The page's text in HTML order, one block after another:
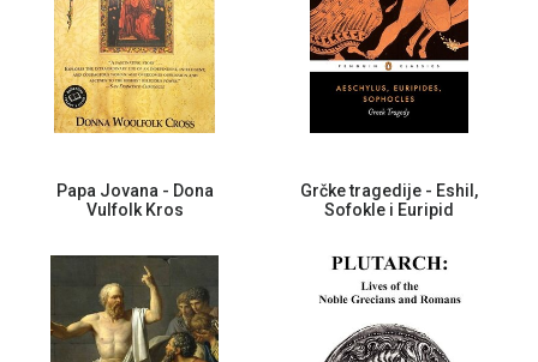
Papa Jovana - Dona
Vulfolk Kros
Grčke tragedije - Eshil,
Sofokle i Euripid